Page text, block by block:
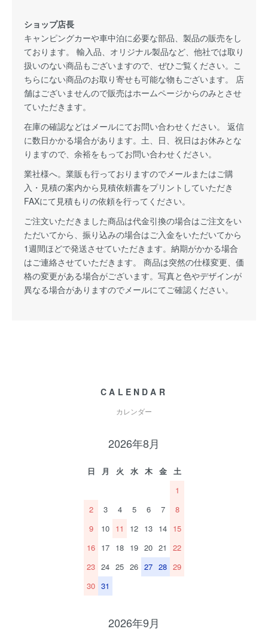
ショップ店長
キャンピングカーや車中泊に必要な部品、製品の販売をし
ております。 輸入品、オリジナル製品など、他社では取り
扱いのない商品もございますので、ぜひご覧ください。こ
ちらにない商品のお取り寄せも可能な物もございます。 店
舗はございませんので販売はホームページからのみとさせ
ていただきます。
在庫の確認などはメールにてお問い合わせください。 返信
に数日かかる場合があります。土、日、祝日はお休みとな
りますので、余裕をもってお問い合わせください。
業社様へ。業販も行っておりますのでメールまたはご購
入・見積の案内から見積依頼書をプリントしていただき
FAXにて見積もりの依頼を行ってください。
ご注文いただきました商品は代金引換の場合はご注文をい
ただいてから、振り込みの場合はご入金をいただいてから
1週間ほどで発送させていただきます。納期がかかる場合
はご連絡させていただきます。 商品は突然の仕様変更、価
格の変更がある場合がございます。写真と色やデザインが
異なる場合がありますのでメールにてご確認ください。
CALENDAR
カレンダー
2026年8月
日 月 火 水 木 金
土
1
2
3 4 5 6 7
8
9
10 11 12 13 14 15
16 17 18 19 20 21
22
23 24 25 26 27 28 29
30 31
2026年9月